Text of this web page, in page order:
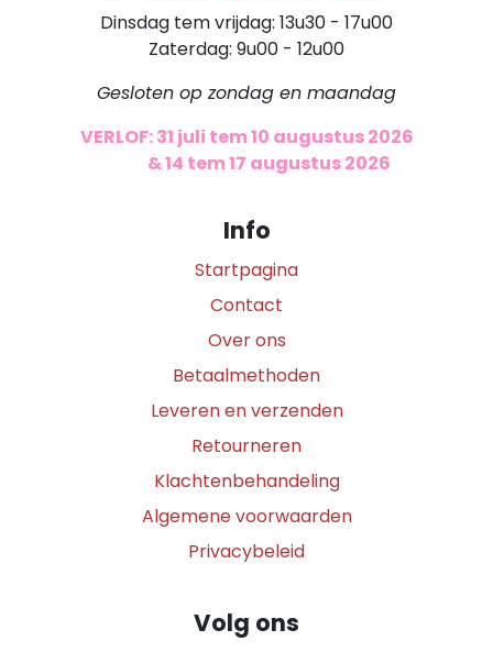
Dinsdag tem vrijdag: 13u30 - 17u00
Zaterdag: 9u00 - 12u00
Gesloten op zondag en maandag
VERLOF: 31 juli tem 10 augustus 2026
& 14 tem 17 augustus 2026
Info
Startpagina
Contact
Over ons
Betaalmethoden
Leveren en verzenden
Retourneren
Klachtenbehandeling
Algemene voorwaarden
Privacybeleid
Volg ons